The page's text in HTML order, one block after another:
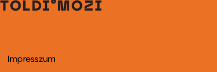
Footer
Impresszum